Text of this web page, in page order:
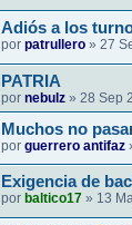
Adiós a los
por patrullero » 27
PATRIA
por nebulz » 28 Sep
Muchos no
por guerrero antifaz
Exigencia de
por baltico17 » 13